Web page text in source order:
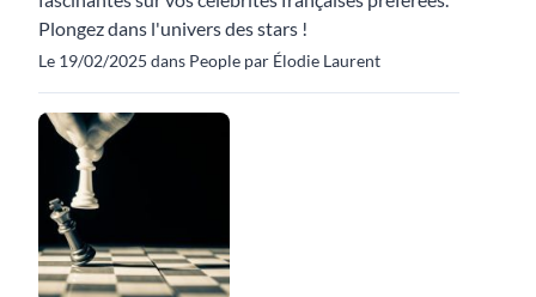
Plongez dans l'univers des stars !
Le 19/02/2025 dans People par Élodie Laurent